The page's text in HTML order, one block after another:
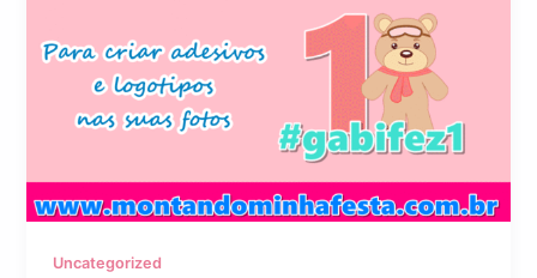
Uncategorized